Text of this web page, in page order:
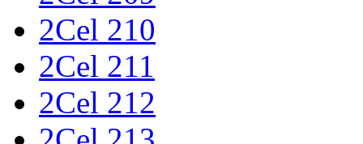
2Cel 210
2Cel 211
2Cel 212